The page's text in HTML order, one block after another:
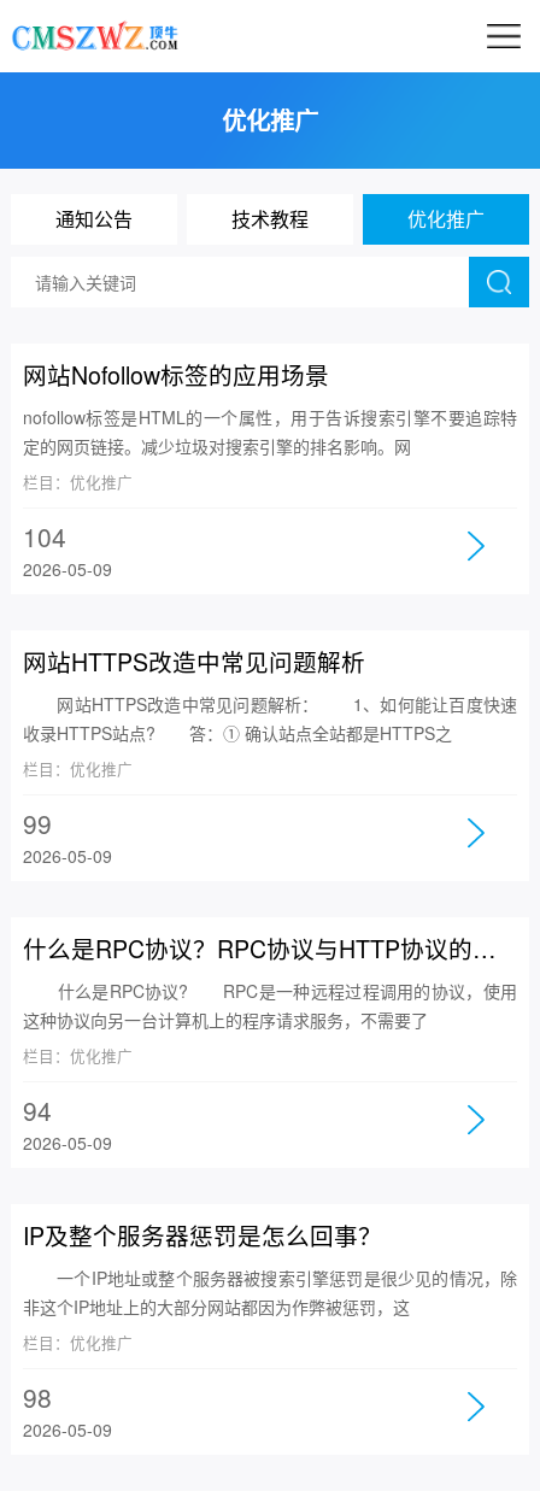
优化推广
通知公告 技术教程 优化推广
网站Nofollow标签的应用场景
nofollow标签是HTML的一个属性，用于告诉搜索引擎不要追踪特
定的网页链接。减少垃圾对搜索引擎的排名影响。网
栏目：优化推广
104
2026-05-09
网站HTTPS改造中常见问题解析
网站HTTPS改造中常见问题解析： 1、如何能让百度快速
收录HTTPS站点? 答：① 确认站点全站都是HTTPS之
栏目：优化推广
99
2026-05-09
什么是RPC协议？RPC协议与HTTP协议的区别
什么是RPC协议? RPC是一种远程过程调用的协议，使用
这种协议向另一台计算机上的程序请求服务，不需要了
栏目：优化推广
94
2026-05-09
IP及整个服务器惩罚是怎么回事？
一个IP地址或整个服务器被搜索引擎惩罚是很少见的情况，除
非这个IP地址上的大部分网站都因为作弊被惩罚，这
栏目：优化推广
98
2026-05-09